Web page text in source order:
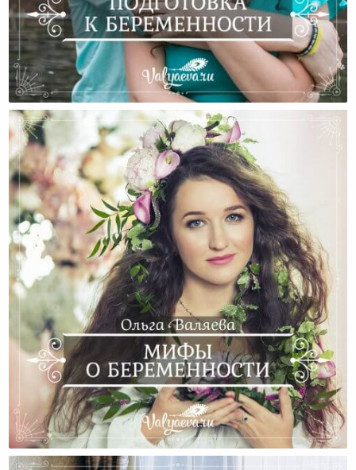
Подготовка К Беременности
Мифы О Беременности